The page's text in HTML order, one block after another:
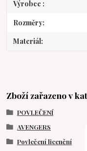
Výrobce
Rozměry
Materiál
Zboží zařazeno v
POVLEČENÍ
AVENGERS
Povlečení licenční